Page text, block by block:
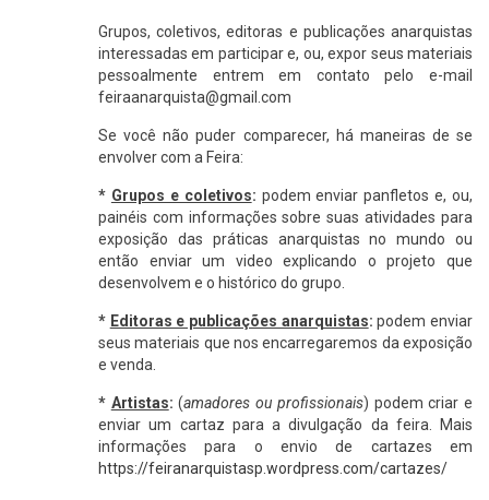
Grupos, coletivos, editoras e publicações anarquistas
interessadas em participar e, ou, expor seus materiais
pessoalmente entrem em contato pelo e-mail
feiraanarquista@gmail.com
Se você não puder comparecer, há maneiras de se
envolver com a Feira:
* Grupos e coletivos: podem enviar panfletos e, ou,
painéis com informações sobre suas atividades para
exposição das práticas anarquistas no mundo ou
então enviar um video explicando o projeto que
desenvolvem e o histórico do grupo.
* Editoras e publicações anarquistas: podem enviar
seus materiais que nos encarregaremos da exposição
e venda.
* Artistas: (amadores ou profissionais) podem criar e
enviar um cartaz para a divulgação da feira. Mais
informações para o envio de cartazes em
https://feiranarquistasp.wordpress.com/cartazes/